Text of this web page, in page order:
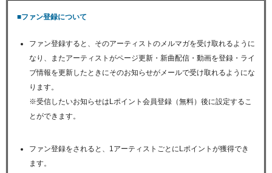
■ファン登録について
ファン登録すると、そのアーティストのメルマガを受け取れるように
なり、またアーティストがページ更新・新曲配信・動画を登録・ライ
ブ情報を更新したときにそのお知らせがメールで受け取れるようにな
ります。
※受信したいお知らせはLポイント会員登録（無料）後に設定するこ
とができます。
ファン登録をされると、1アーティストごとにLポイントが獲得でき
ます。